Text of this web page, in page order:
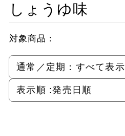
しょうゆ味
対象商品：
通常／定期： すべて表示
表示順 :発売日順